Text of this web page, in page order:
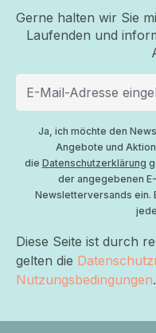
Gerne halten wir Sie
Laufenden und
Ja, ich möchte den
Angebote und
die Datenschutzerklärung
der angegebenen
Newsletterversands ein.
Diese Seite ist durch
gelten die
Nutzungsbedingungen.